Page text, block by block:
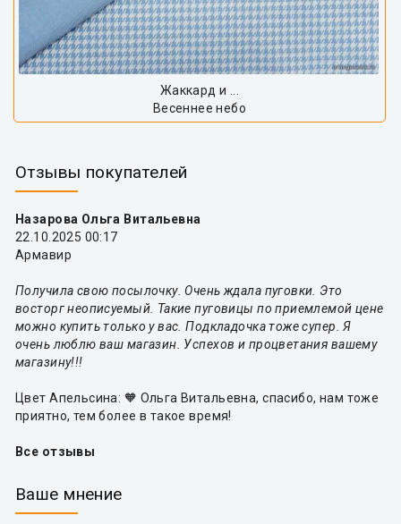
Жаккард и ...
Весеннее небо
Отзывы покупателей
Назарова Ольга Витальевна
22.10.2025 00:17
Армавир
Получила свою посылочку. Очень ждала пуговки. Это
восторг неописуемый. Такие пуговицы по приемлемой цене
можно купить только у вас. Подкладочка тоже супер. Я
очень люблю ваш магазин. Успехов и процветания вашему
магазину!!!
Цвет Апельсина: 🧡 Ольга Витальевна, спасибо, нам тоже
приятно, тем более в такое время!
Все отзывы
Ваше мнение